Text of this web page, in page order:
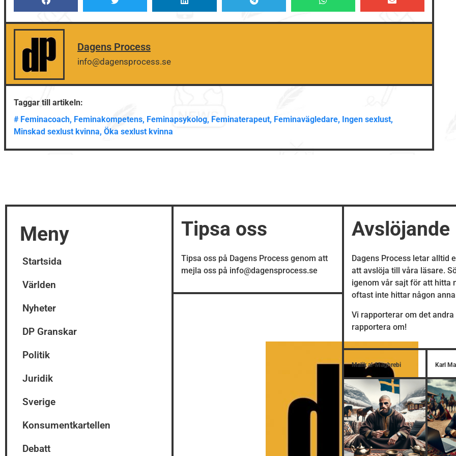
Dagens Process
info@dagensprocess.se
Taggar till artikeln:
# Feminacoach, Feminakompetens, Feminapsykolog, Feminaterapeut, Feminavägledare, Ingen sexlust,
Minskad sexlust kvinna, Öka sexlust kvinna
Meny
Startsida
Världen
Nyheter
DP Granskar
Politik
Juridik
Sverige
Konsumentkartellen
Debatt
Tipsa oss
Tipsa oss på Dagens Process genom att
mejla oss på info@dagensprocess.se
Avslöjande
Dagens Process letar alltid
att avslöja till våra läsare.
igenom vår sajt för att hitta
oftast inte hittar någon
Vi rapporterar om det
rapportera om!
Malik al-Maghrebi Karl